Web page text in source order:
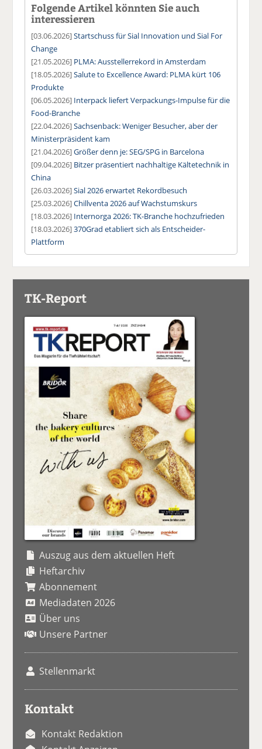
Folgende Artikel könnten Sie auch
interessieren
[03.06.2026]Startschuss für Sial Innovation und Sial For
Change
[21.05.2026] PLMA: Ausstellerrekord in Amsterdam
[18.05.2026]Salute to Excellence Award: PLMA kürt 106
Produkte
[06.05.2026] Interpack liefert Verpackungs-Impulse für die
Food-Branche
[22.04.2026]Sachsenback: Weniger Besucher, aber der
Ministerpräsident kam
[21.04.2026]Größer denn je: SEG/SPG in Barcelona
[09.04.2026] Bitzer präsentiert nachhaltige Kältetechnik in
China
[26.03.2026]Sial 2026 erwartet Rekordbesuch
[25.03.2026]Chillventa 2026 auf Wachstumskurs
[18.03.2026] Internorga 2026: TK-Branche hochzufrieden
[18.03.2026]370Grad etabliert sich als Entscheider-
Plattform
TK-Report
Auszug aus dem aktuellen Heft
Heftarchiv
Abonnement
Mediadaten 2026
Über uns
Unsere Partner
Stellenmarkt
Kontakt
Kontakt Redaktion